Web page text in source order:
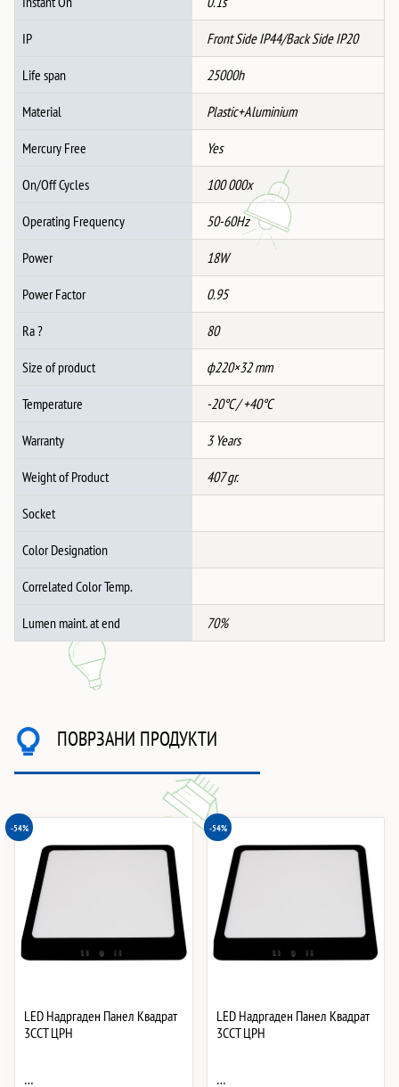
IP Front Side IP44/Back Side IP20
Life span 25000h
Material Plastic+Aluminium
Mercury Free Yes
On/Off Cycles 100 000x
Operating Frequency 50-60Hz
Power 18W
Power Factor 0.95
Ra ? 80
Size of product ф220×32 mm
Temperature -20°C / +40°C
Warranty 3 Years
Weight of Product 407 gr.
Socket
Color Designation
Correlated Color Temp.
Lumen maint. at end 70%
ПОВРЗАНИ ПРОДУКТИ
-54%
LED Надргаден Панел Квадрат
3CCT ЦРН
…
-54%
LED Надргаден Панел Квадрат
3CCT ЦРН
…